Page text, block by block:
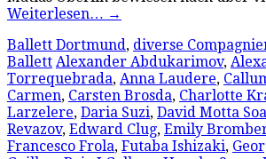
Weiterlesen… →
Ballett Dortmund, diverse
Ballett Alexander Abdukarimov,
Torrequebrada, Anna Laudere,
Carmen, Carsten Brosda, Charlotte
Larzelere, Daria Suzi, David Motta
Revazov, Edward Clug, Emily
Francesco Frola, Futaba Ishizaki,